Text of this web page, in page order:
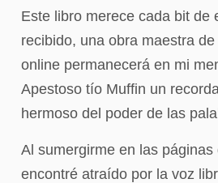
Este libro merece cada bit de
recibido, una obra maestra
online​ permanecerá en mi
Apestoso tío Muffin un
hermoso del poder de las
Al sumergirme en las
encontré atraído por la voz